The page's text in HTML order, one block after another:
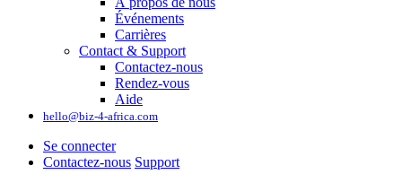
Événements
Carrières
Contact & Support
Contactez-nous
Rendez-vous
Aide
hello@biz-4-africa.com
Se connecter
Contactez-nous Support